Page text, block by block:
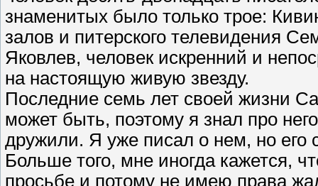
знаменитых было только трое:
залов и питерского телевидения
Яковлев, человек искренний и
на настоящую живую звезду.
Последние семь лет своей жизни
может быть, поэтому я знал про
дружили. Я уже писал о нем, но его
Больше того, мне иногда кажется,
просьбе и потому не имею права